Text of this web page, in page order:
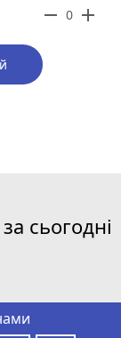
remove 0 add
сьогодні